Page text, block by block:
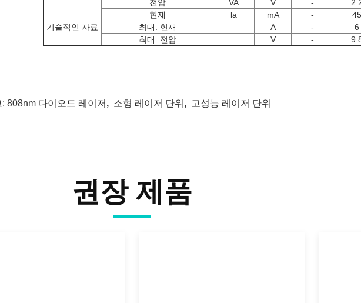
전압 VA V -
현재
la mA - 45
기술적인 자료
최대. 현재 A - 6
최대. 전압
V -
: 808nm 다이오드 레이저 , 소형 레이저 단위 , 고성능 레이저 단위
권장 제품